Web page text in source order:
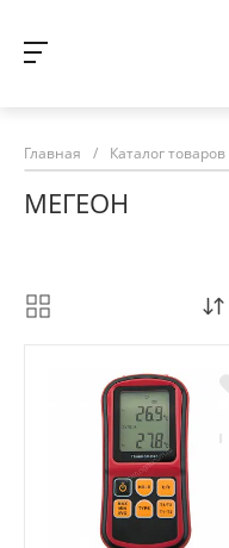
Главная / Каталог товаров
МЕГЕОН